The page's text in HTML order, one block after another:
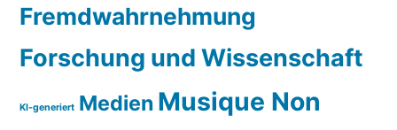
Fremdwahrnehmung
Forschung und Wissenschaft
KI-generiert Medien Musique Non